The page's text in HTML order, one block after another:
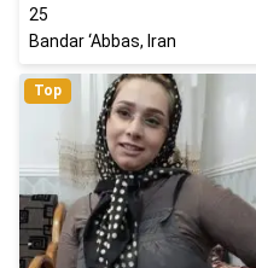
25
Bandar ‘Abbas, Iran
Top